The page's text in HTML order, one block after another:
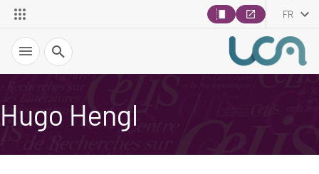
FR
Recherche
Hugo Hengl